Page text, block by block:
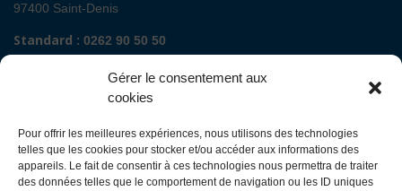
Gérer le consentement aux
cookies
Pour offrir les meilleures expériences, nous utilisons des technologies
telles que les cookies pour stocker et/ou accéder aux informations des
appareils. Le fait de consentir à ces technologies nous permettra de traiter
des données telles que le comportement de navigation ou les ID uniques
97400 Saint-Denis
Standard : 0262 90 50 50
Renseignements admissions :
Secrétariat de direction de site :
direction.fguyon@chu-reunion.fr
CHU de La Réunion sites Sud (Saint-Pierre
- St Joseph - Le Tampon - St Louis - Cilaos)